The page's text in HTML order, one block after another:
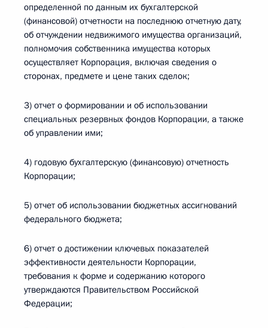
определенной по данным их бухгалтерской
(финансовой) отчетности на последнюю отчетную дату,
об отчуждении недвижимого имущества организаций,
полномочия собственника имущества которых
осуществляет Корпорация, включая сведения о
сторонах, предмете и цене таких сделок;
3) отчет о формировании и об использовании
специальных резервных фондов Корпорации, а также
об управлении ими;
4) годовую бухгалтерскую (финансовую) отчетность
Корпорации;
5) отчет об использовании бюджетных ассигнований
федерального бюджета;
6) отчет о достижении ключевых показателей
эффективности деятельности Корпорации,
требования к форме и содержанию которого
утверждаются Правительством Российской
Федерации;